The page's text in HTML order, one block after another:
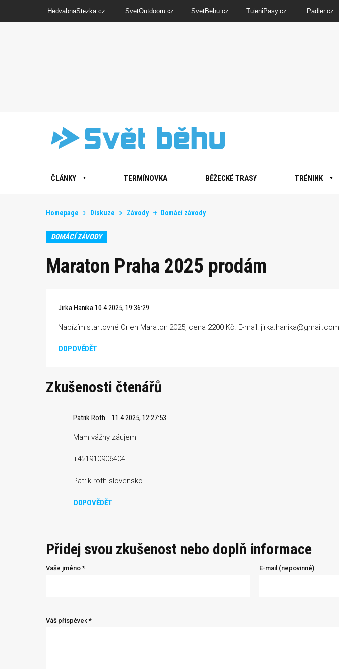
HedvabnaStezka.cz SvetOutdooru.cz SvetBehu.cz TuleniPasy.cz Padler.cz
ČLÁNKY TERMÍNOVKA BĚŽECKÉ TRASY TRÉNINK
Homepage Diskuze Závody Domácí závody
DOMÁCÍ ZÁVODY
Maraton Praha 2025 prodám
Jirka Hanika10.4.2025, 19:36:29
Nabízím startovné Orlen Maraton 2025, cena 2200 Kč. E-mail: jirka.hanika@gmail.com
ODPOVĚDĚT
Zkušenosti čtenářů
Patrik Roth 11.4.2025, 12:27:53
Mam vážny záujem
+421910906404
Patrik roth slovensko
ODPOVĚDĚT
Přidej svou zkušenost nebo doplň informace
Vaše jméno * E-mail (nepovinné)
Váš příspěvek *